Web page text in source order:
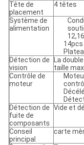
Tête de
placement
4 têtes
Système de
alimentation
14pcs
Détection de
vision
La
taille
Contrôle de
moteur
Détection de
fuite de
composants
Vide et
Conseil
principal
carte